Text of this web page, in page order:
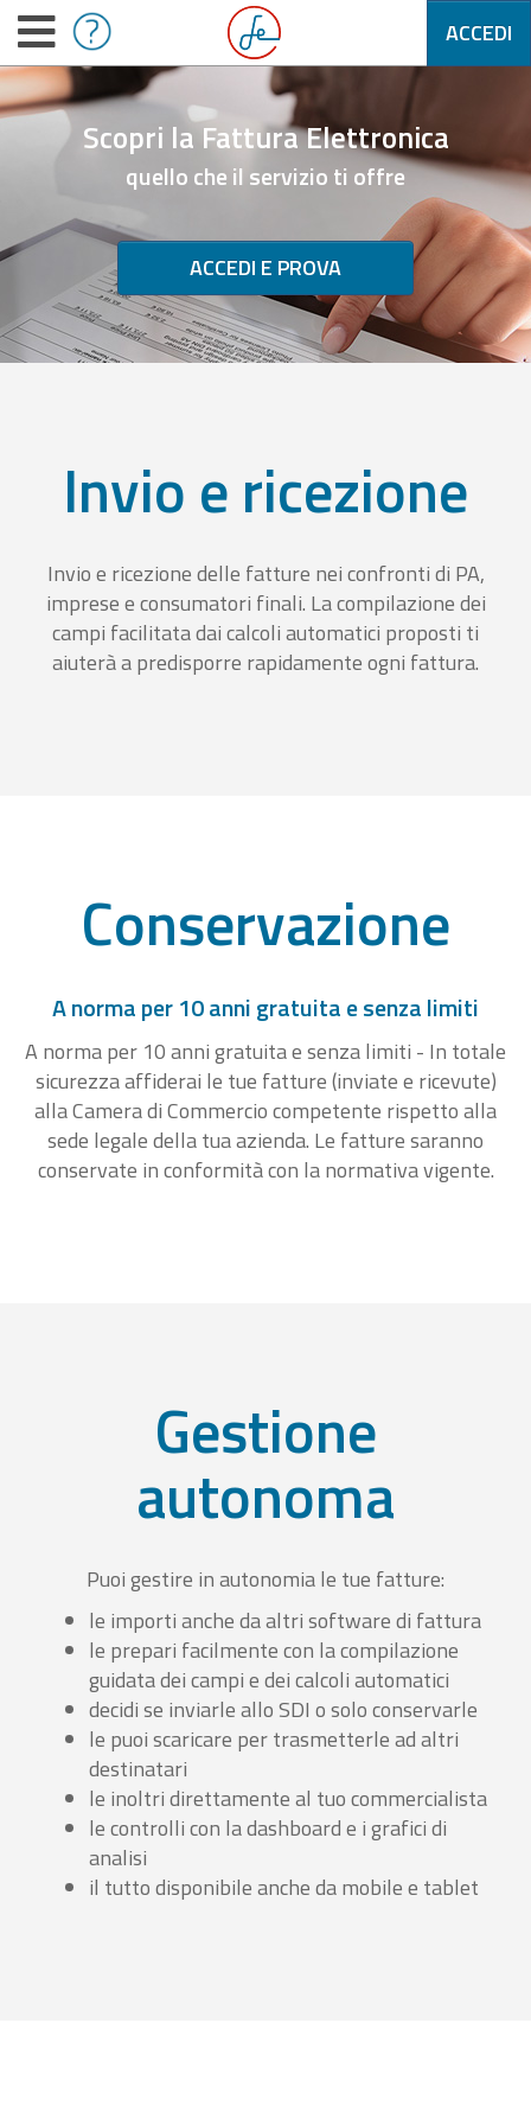
ACCEDI
Scopri la Fattura Elettronica
quello che il servizio ti offre
ACCEDI E PROVA
Invio e ricezione
Invio e ricezione delle fatture nei confronti di PA,
imprese e consumatori finali. La compilazione dei
campi facilitata dai calcoli automatici proposti ti
aiuterà a predisporre rapidamente ogni fattura.
Conservazione
A norma per 10 anni gratuita e senza limiti
A norma per 10 anni gratuita e senza limiti - In totale
sicurezza affiderai le tue fatture (inviate e ricevute)
alla Camera di Commercio competente rispetto alla
sede legale della tua azienda. Le fatture saranno
conservate in conformità con la normativa vigente.
Gestione
autonoma
Puoi gestire in autonomia le tue fatture:
le importi anche da altri software di fattura
le prepari facilmente con la compilazione
guidata dei campi e dei calcoli automatici
decidi se inviarle allo SDI o solo conservarle
le puoi scaricare per trasmetterle ad altri
destinatari
le inoltri direttamente al tuo commercialista
le controlli con la dashboard e i grafici di
analisi
il tutto disponibile anche da mobile e tablet